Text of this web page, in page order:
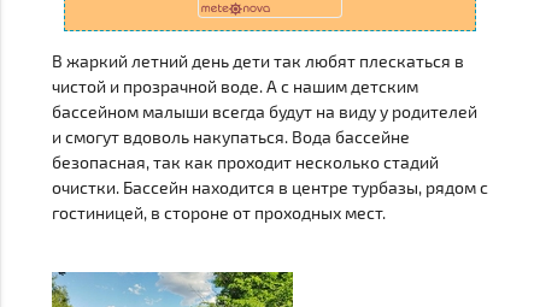
В жаркий летний день дети так любят плескаться в
чистой и прозрачной воде. А с нашим детским
бассейном малыши всегда будут на виду у родителей
и смогут вдоволь накупаться. Вода бассейне
безопасная, так как проходит несколько стадий
очистки. Бассейн находится в центре турбазы, рядом с
гостиницей, в стороне от проходных мест.